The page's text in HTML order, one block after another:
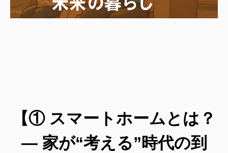
【① スマートホームとは？
― 家が“考える”時代の到